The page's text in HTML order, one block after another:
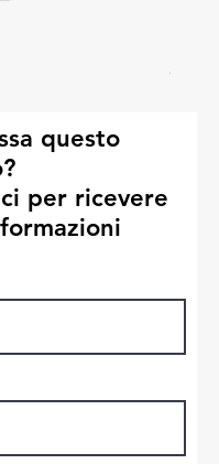
SK
questo
per ricevere